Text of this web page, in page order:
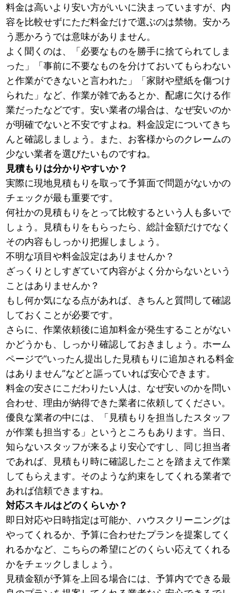
料金は高いより安い方がいいに決まっていますが、内
容を比較せずにただ料金だけで選ぶのは禁物。安かろ
う悪かろうでは意味がありません。
よく聞くのは、「必要なものを勝手に捨てられてしま
った」「事前に不要なものを分けておいてもらわない
と作業ができないと言われた」「家財や壁紙を傷つけ
られた」など、作業が雑であるとか、配慮に欠ける作
業だったなどです。安い業者の場合は、なぜ安いのか
が明確でないと不安ですよね。料金設定についてきち
んと確認しましょう。また、お客様からのクレームの
少ない業者を選びたいものですね。
見積もりは分かりやすいか？
実際に現地見積もりを取って予算面で問題がないかの
チェックが最も重要です。
何社かの見積もりをとって比較するという人も多いで
しょう。見積もりをもらったら、総計金額だけでなく
その内容もしっかり把握しましょう。
不明な項目や料金設定はありませんか？
ざっくりとしすぎていて内容がよく分からないという
ことはありませんか？
もし何か気になる点があれば、きちんと質問して確認
しておくことが必要です。
さらに、作業依頼後に追加料金が発生することがない
かどうかも、しっかり確認しておきましょう。ホーム
ページで“いったん提出した見積もりに追加される料金
はありません”などと謳っていれば安心できます。
料金の安さにこだわりたい人は、なぜ安いのかを問い
合わせ、理由が納得できた業者に依頼してください。
優良な業者の中には、「見積もりを担当したスタッフ
が作業も担当する」というところもあります。当日、
知らないスタッフが来るより安心ですし、同じ担当者
であれば、見積もり時に確認したことを踏まえて作業
してもらえます。そのような約束をしてくれる業者で
あれば信頼できますね。
対応スキルはどのくらいか？
即日対応や日時指定は可能か、ハウスクリーニングは
やってくれるか、予算に合わせたプランを提案してく
れるかなど、こちらの希望にどのくらい応えてくれる
かをチェックしましょう。
見積金額が予算を上回る場合には、予算内でできる最